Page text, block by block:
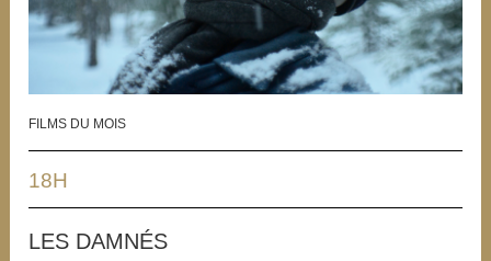
FILMS DU MOIS
18H
LES DAMNÉS